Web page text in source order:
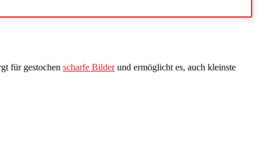
für gestochen scharfe Bilderund ermöglicht es, auch kleinste